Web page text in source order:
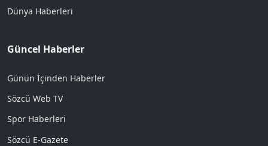
Dünya Haberleri
Güncel Haberler
Günün İçinden Haberler
Sözcü Web TV
Spor Haberleri
Sözcü E-Gazete